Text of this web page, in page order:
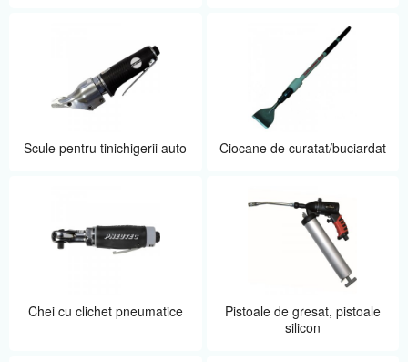
Scule pentru tinichigerii auto Ciocane de curatat/buciardat
Chei cu clichet pneumatice
Pistoale de gresat, pistoale
silicon